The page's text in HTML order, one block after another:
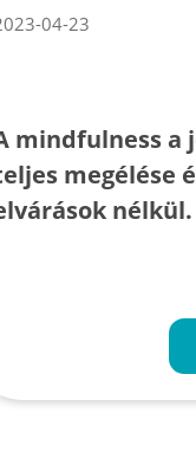
04-23
mindfulness a
megélése
nélkül.